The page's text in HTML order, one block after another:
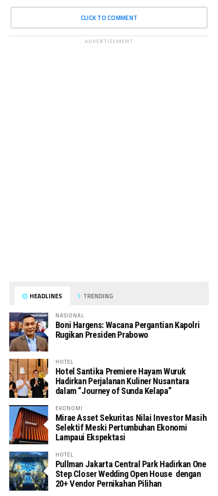
CLICK TO COMMENT
ADVERTISEMENT
HEADLINES TRENDING
NASIONAL
Boni Hargens: Wacana Pergantian Kapolri
Rugikan Presiden Prabowo
HOTEL
Hotel Santika Premiere Hayam Wuruk
Hadirkan Perjalanan Kuliner Nusantara
dalam “Journey of Sunda Kelapa”
EKONOMI
Mirae Asset Sekuritas Nilai Investor Masih
Selektif Meski Pertumbuhan Ekonomi
Lampaui Ekspektasi
HOTEL
Pullman Jakarta Central Park Hadirkan One
Step Closer Wedding Open House dengan
20+ Vendor Pernikahan Pilihan